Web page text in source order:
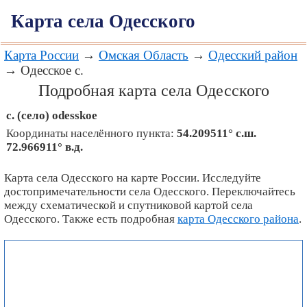
Карта села Одесского
Карта России → Омская Область → Одесский район
→ Одесское с.
Подробная карта села Одесского
с. (село) odesskoe
Координаты населённого пункта: 54.209511° с.ш.
72.966911° в.д.
Карта села Одесского на карте России. Исследуйте
достопримечательности села Одесского. Переключайтесь
между схематической и спутниковой картой села
Одесского. Также есть подробная карта Одесского района.